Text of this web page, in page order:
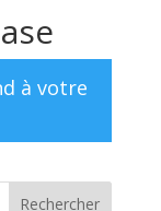
à votre